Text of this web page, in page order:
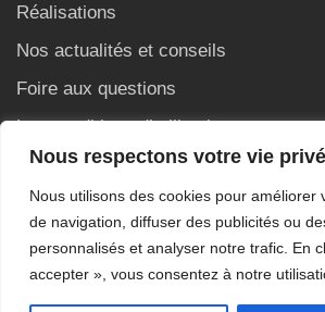
Nous respectons votre vie
Nous utilisons des cookies pour améliorer
de navigation, diffuser des publicités ou
personnalisés et analyser notre trafic. En
accepter », vous consentez à notre
Réalisations
Nos actualités et conseils
Foire aux questions
Les conditions d’utilisation
Copyright © 2007 - 2026 Site crée et